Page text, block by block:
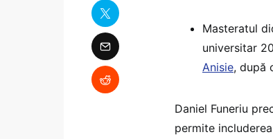
Masteratul
universitar
Anisie, după
Daniel Funeriu
permite